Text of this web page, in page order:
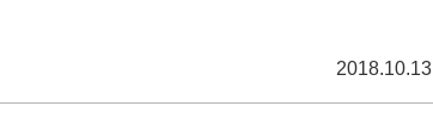
2018.10.13